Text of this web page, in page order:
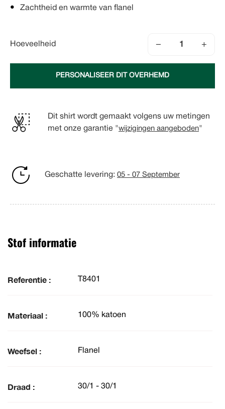
Zachtheid en warmte van flanel
Hoeveelheid − +
PERSONALISEER DIT OVERHEMD
Dit shirt wordt gemaakt volgens uw metingen
met onze garantie "wijzigingen aangeboden"
Geschatte levering: 05 - 07 September
Stof informatie
Referentie : T8401
Materiaal : 100% katoen
Weefsel : Flanel
Draad : 30/1 - 30/1